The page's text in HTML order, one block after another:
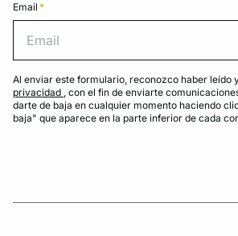
Email *
Al enviar este formulario, reconozco haber leído
privacidad , con el fin de enviarte
darte de baja en cualquier momento haciendo
baja" que aparece en la parte inferior de cada